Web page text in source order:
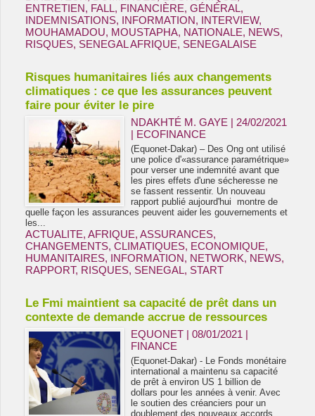
ENTRETIEN, FALL, FINANCIÈRE, GÉNÉRAL,
INDEMNISATIONS, INFORMATION, INTERVIEW,
MOUHAMADOU, MOUSTAPHA, NATIONALE, NEWS,
RISQUES, SENEGAL AFRIQUE, SENEGALAISE
Risques humanitaires liés aux changements
climatiques : ce que les assurances peuvent
faire pour éviter le pire
NDAKHTÉ M. GAYE | 24/02/2021
| ECOFINANCE
(Equonet-Dakar) – Des Ong ont utilisé
une police d'«assurance paramétrique»
pour verser une indemnité avant que
les pires effets d'une sécheresse ne
se fassent ressentir. Un nouveau
rapport publié aujourd'hui montre de
quelle façon les assurances peuvent aider les gouvernements et
les...
ACTUALITE, AFRIQUE, ASSURANCES,
CHANGEMENTS, CLIMATIQUES, ECONOMIQUE,
HUMANITAIRES, INFORMATION, NETWORK, NEWS,
RAPPORT, RISQUES, SENEGAL, START
Le Fmi maintient sa capacité de prêt dans un
contexte de demande accrue de ressources
EQUONET | 08/01/2021 |
FINANCE
(Equonet-Dakar) - Le Fonds monétaire
international a maintenu sa capacité
de prêt à environ US 1 billion de
dollars pour les années à venir. Avec
le soutien des créanciers pour un
doublement des nouveaux accords